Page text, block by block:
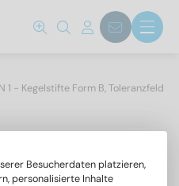
1 - Kegelstifte Form B, Toleranzfeld
Besucherdaten platzieren,
personalisierte Inhalte